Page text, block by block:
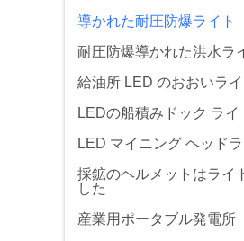
導かれた耐圧防爆ライト
耐圧防爆導かれた洪水ラ
給油所 LED のおおいライ
LEDの船積みドック ライ
LED マイニング ヘッド
採鉱のヘルメットはライ
した
産業用ポータブル発電所